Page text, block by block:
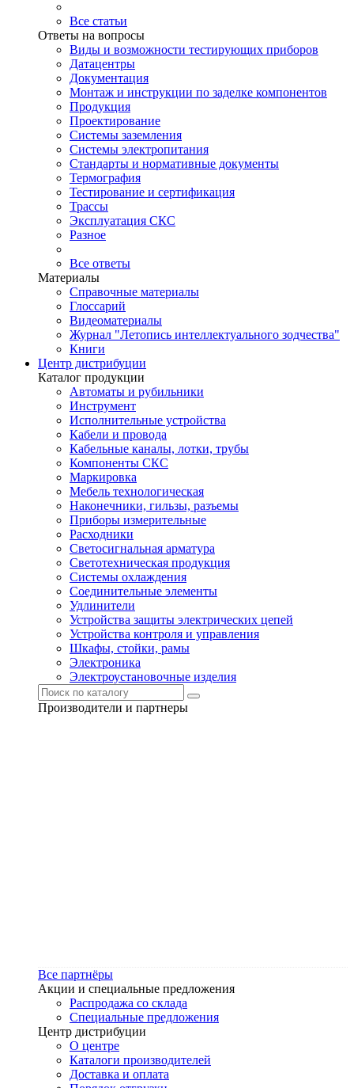
Все статьи
Ответы на вопросы
Виды и возможности тестирующих приборов
Датацентры
Документация
Монтаж и инструкции по заделке компонентов
Продукция
Проектирование
Системы заземления
Системы электропитания
Стандарты и нормативные документы
Термография
Тестирование и сертификация
Трассы
Эксплуатация СКС
Разное
Все ответы
Материалы
Справочные материалы
Глоссарий
Видеоматериалы
Журнал "Летопись интеллектуального зодчества"
Книги
Центр дистрибуции
Каталог продукции
Автоматы и рубильники
Инструмент
Исполнительные устройства
Кабели и провода
Кабельные каналы, лотки, трубы
Компоненты СКС
Маркировка
Мебель технологическая
Наконечники, гильзы, разъемы
Приборы измерительные
Расходники
Светосигнальная арматура
Светотехническая продукция
Системы охлаждения
Соединительные элементы
Удлинители
Устройства защиты электрических цепей
Устройства контроля и управления
Шкафы, стойки, рамы
Электроника
Электроустановочные изделия
Производители и партнеры
Все партнёры
Акции и специальные предложения
Распродажа со склада
Специальные предложения
Центр дистрибуции
О центре
Каталоги производителей
Доставка и оплата